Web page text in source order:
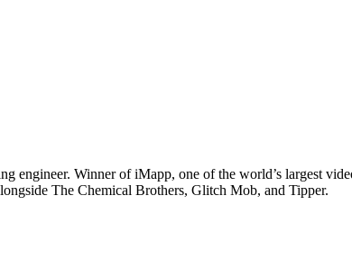
engineer. Winner of iMapp, one of the world’s largest
The Chemical Brothers, Glitch Mob, and Tipper.